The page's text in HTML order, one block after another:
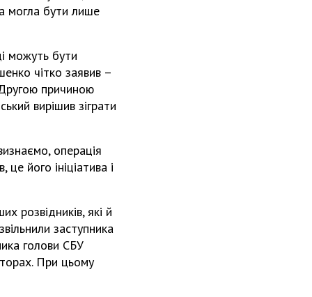
могла бути лише
можуть бути
чітко заявив –
причиною
вирішив зіграти
операція
його ініціатива і
розвідників, які й
заступника
голови СБУ
При цьому